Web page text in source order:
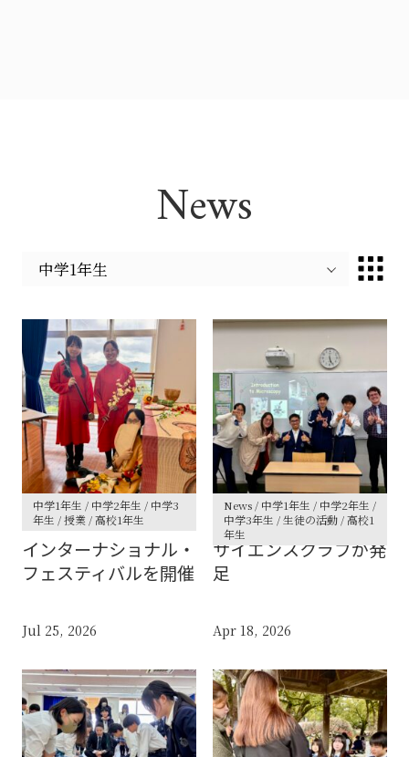
News
中学1年生 / 中学2年生 / 中学3
年生 / 授業 / 高校1年生
インターナショナル・
フェスティバルを開催
Jul 25, 2026
News / 中学1年生 / 中学2年生 /
中学3年生 / 生徒の活動 / 高校1
年生
サイエンスクラブが発
足
Apr 18, 2026